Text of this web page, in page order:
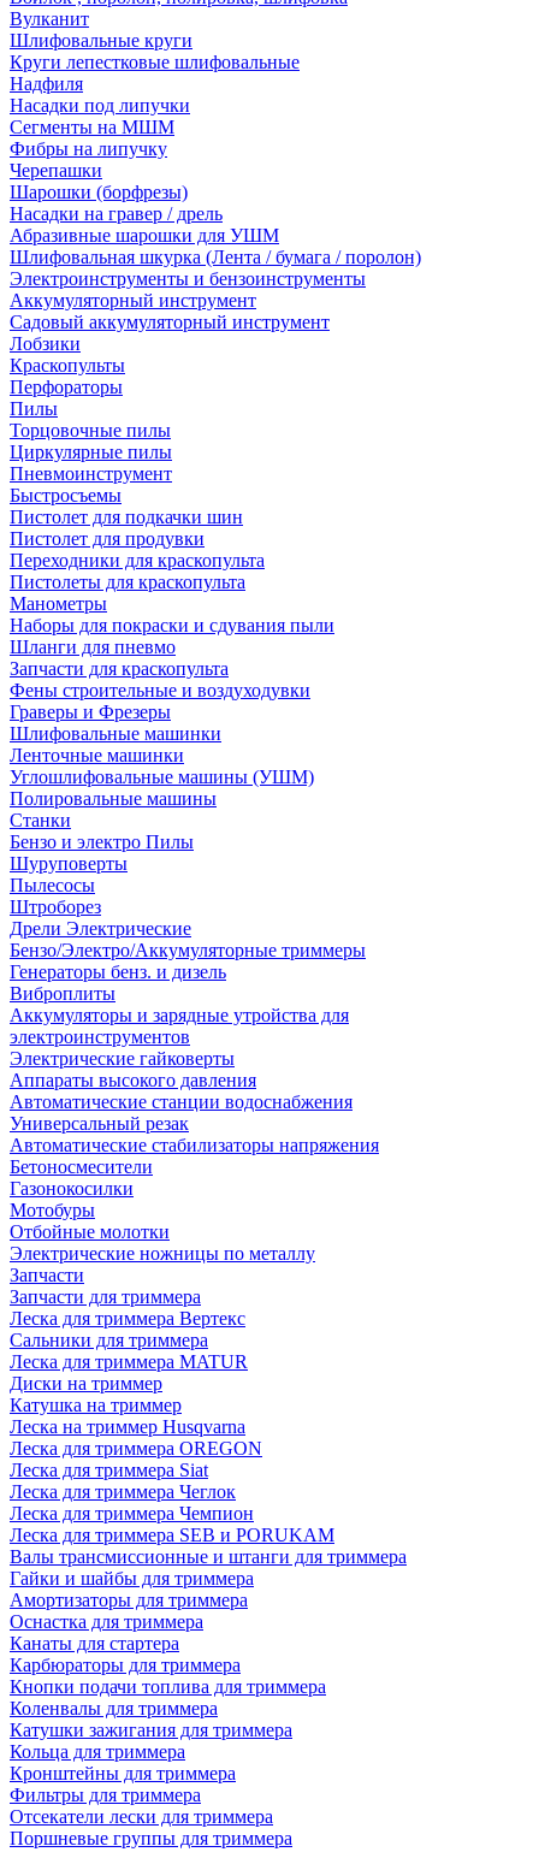
Вулканит
Шлифовальные круги
Круги лепестковые шлифовальные
Надфиля
Насадки под липучки
Сегменты на МШМ
Фибры на липучку
Черепашки
Шарошки (борфрезы)
Насадки на гравер / дрель
Абразивные шарошки для УШМ
Шлифовальная шкурка (Лента / бумага / поролон)
Электроинструменты и бензоинструменты
Аккумуляторный инструмент
Садовый аккумуляторный инструмент
Лобзики
Краскопульты
Перфораторы
Пилы
Торцовочные пилы
Циркулярные пилы
Пневмоинструмент
Быстросъемы
Пистолет для подкачки шин
Пистолет для продувки
Переходники для краскопульта
Пистолеты для краскопульта
Манометры
Наборы для покраски и сдувания пыли
Шланги для пневмо
Запчасти для краскопульта
Фены строительные и воздуходувки
Граверы и Фрезеры
Шлифовальные машинки
Ленточные машинки
Углошлифовальные машины (УШМ)
Полировальные машины
Станки
Бензо и электро Пилы
Шуруповерты
Пылесосы
Штроборез
Дрели Электрические
Бензо/Электро/Аккумуляторные триммеры
Генераторы бенз. и дизель
Виброплиты
Аккумуляторы и зарядные утройства для
электроинструментов
Электрические гайковерты
Аппараты высокого давления
Автоматические станции водоснабжения
Универсальный резак
Автоматические стабилизаторы напряжения
Бетоносмесители
Газонокосилки
Мотобуры
Отбойные молотки
Электрические ножницы по металлу
Запчасти
Запчасти для триммера
Леска для триммера Вертекс
Сальники для триммера
Леска для триммера MATUR
Диски на триммер
Катушка на триммер
Леска на триммер Husqvarna
Леска для триммера OREGON
Леска для триммера Siat
Леска для триммера Чеглок
Леска для триммера Чемпион
Леска для триммера SEB и PORUKAM
Валы трансмиссионные и штанги для триммера
Гайки и шайбы для триммера
Амортизаторы для триммера
Оснастка для триммера
Канаты для стартера
Карбюраторы для триммера
Кнопки подачи топлива для триммера
Коленвалы для триммера
Катушки зажигания для триммера
Кольца для триммера
Кронштейны для триммера
Фильтры для триммера
Отсекатели лески для триммера
Поршневые группы для триммера